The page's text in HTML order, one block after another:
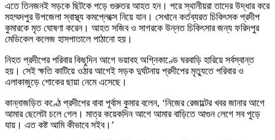
এতে তিনজনই সড়কে ছিটকে পড়ে গুরুতর আহত হন। পরে স্থানীয়রা তাদের উদ্ধার করে
মহম্মদপুর উপজেলা স্বাস্থ্য কমপ্লেক্সে নিয়ে যান। সেখানে কর্তব্যরত চিকিৎসক প্রদীপ
কুমারকে মৃত ঘোষণা করেন। আহত সজিব ও সাগরকে উন্নত চিকিৎসার জন্য ফরিদপুর
মেডিকেল কলেজ হাসপাতালে পাঠানো হয়।
নিহত প্রদীপের পরিবার কিছুদিন আগে ভয়াবহ অগ্নিকাণ্ডে ঘরবাড়ি হারিয়ে সর্বস্বান্ত
হয়। সেই ক্ষতি কাটিয়ে ওঠার আগেই সড়ক দুর্ঘটনায় প্রদীপের মৃত্যুতে পরিবার ও
এলাকাজুড়ে শোকের ছায়া নেমে এসেছে।
কান্নাজড়িত কণ্ঠে প্রদীপের বাবা পূর্বাস কুমার বলেন, ‘নিজের রেজাল্টের খবর জানার আগে
আমার ছেলেটা চলে গেল। মাত্র কয়েকদিন আগে আমার বাড়িতে আগুন লেগে সব পুড়ে
যায়। এত কষ্ট আমি কীভাবে সইব।’